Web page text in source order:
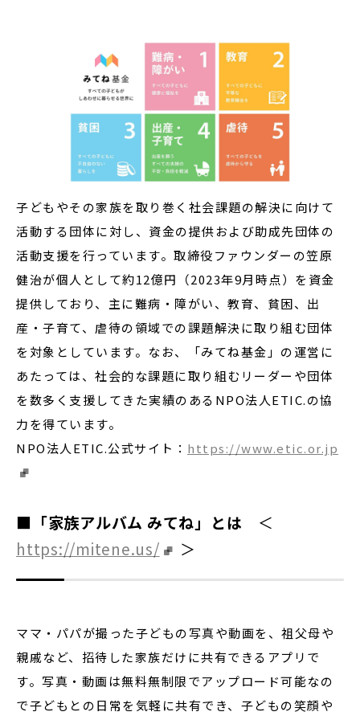
子どもやその家族を取り巻く社会課題の解決に向けて
活動する団体に対し、資金の提供および助成先団体の
活動支援を行っています。取締役ファウンダーの笠原
健治が個人として約12億円（2023年9月時点）を資金
提供しており、主に難病・障がい、教育、貧困、出
産・子育て、虐待の領域での課題解決に取り組む団体
を対象としています。なお、「みてね基金」の運営に
あたっては、社会的な課題に取り組むリーダーや団体
を数多く支援してきた実績のあるNPO法人ETIC.の協
力を得ています。
NPO法人ETIC.公式サイト： https://www.etic.or.jp
■「家族アルバム みてね」とは ＜
https://mitene.us/
＞
ママ・パパが撮った子どもの写真や動画を、祖父母や
親戚など、招待した家族だけに共有できるアプリで
す。写真・動画は無料無制限でアップロード可能なの
で子どもとの日常を気軽に共有でき、子どもの笑顔や